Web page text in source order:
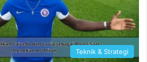
Teknik & Strategi